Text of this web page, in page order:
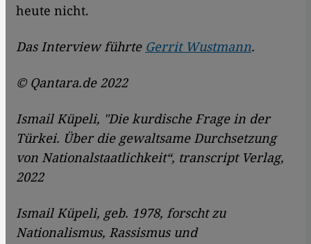
heute nicht.
Das Interview führte Gerrit Wustmann.
© Qantara.de 2022
Ismail Küpeli, "Die kurdische Frage in der
Türkei. Über die gewaltsame Durchsetzung
von Nationalstaatlichkeit“, transcript Verlag,
2022
Ismail Küpeli, geb. 1978, forscht zu
Nationalismus, Rassismus und